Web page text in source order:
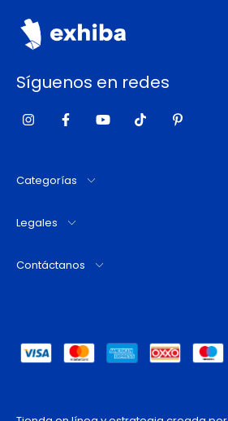
Síguenos en redes
Categorías
Legales
Contáctanos